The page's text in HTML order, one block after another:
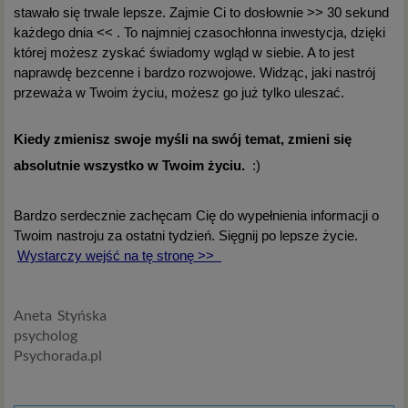
stawało się trwale lepsze. Zajmie Ci to dosłownie >> 30 sekund
każdego dnia << . To najmniej czasochłonna inwestycja, dzięki
której możesz zyskać świadomy wgląd w siebie. A to jest
naprawdę bezcenne i bardzo rozwojowe. Widząc, jaki nastrój
przeważa w Twoim życiu, możesz go już tylko uleszać.
Kiedy zmienisz swoje myśli na swój temat, zmieni się
absolutnie wszystko w Twoim życiu. :)
Bardzo serdecznie zachęcam Cię do wypełnienia informacji o
Twoim nastroju za ostatni tydzień. Sięgnij po lepsze życie.
Wystarczy wejść na tę stronę >>
Aneta Styńska
psycholog
Psychorada.pl
zagadnień dotyczących przetwarzania Twoich danych
osobowych, jakie może mieć miejsce po 25 maja 2018 r. w
związku z korzystaniem z naszych usług. Prosimy Cię o jej
przeczytanie, nie zajmie to więcej niż kilka minut.
Czym są dane osobowe
Dane osobowe to, zgodnie z RODO, informacje o
zidentyfikowanej lub możliwej do zidentyfikowania
osobie fizycznej. W przypadku korzystania z naszego
Twoje dane w serwisie konsultacyjnym czy w innej
usłudze oferowanej przez Psychoradę. Dane osobowe
mogą być zapisywane w plikach cookies lub podobnych
urządzeniach, których używasz podczas korzystania z
naszych usług.